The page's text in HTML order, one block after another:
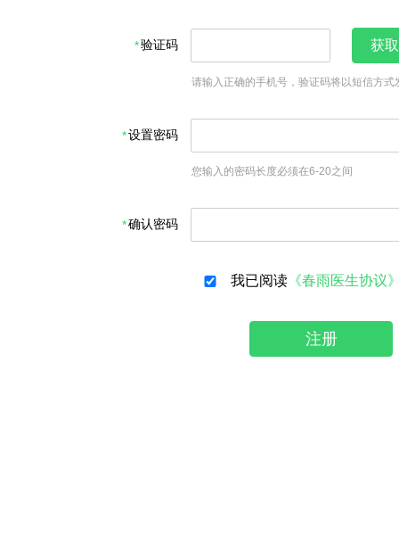
验证码 获
请输入正确的手机号，验证码将以短信方式
设置密码
您输入的密码长度必须在6-20之间
确认密码
我已阅读 《春雨医生协议
注册